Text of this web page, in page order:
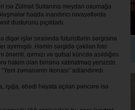
isə Zülmət Sultanına mey­dan oxumağa
haqda inandırıcı rəvayətlərdə
düs­turunu pıçıldadı.
digər işlər sırasında futu­rist­lərin sərgisinə
ayırmışdı. Hə­min sərgidə çəkilən foto
qırmızı və qutsal küncdə asıldı­ğı­nı
ha­kim olan birisinə xatır­lat­maq yersizdir.
zə­ma­nə­nin iko­nası” ad­landırırdı.
işığa, əbədi həyata açı­lan pəncərə isə